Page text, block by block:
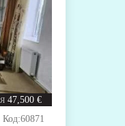
47,500 €
Код:60871